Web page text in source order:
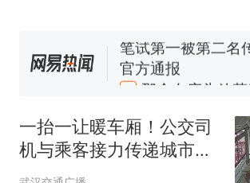
热 那个在床头放菜
因老师一句“跟我回
一抬一让暖车厢！公交司
机与乘客接力传递城市温
情